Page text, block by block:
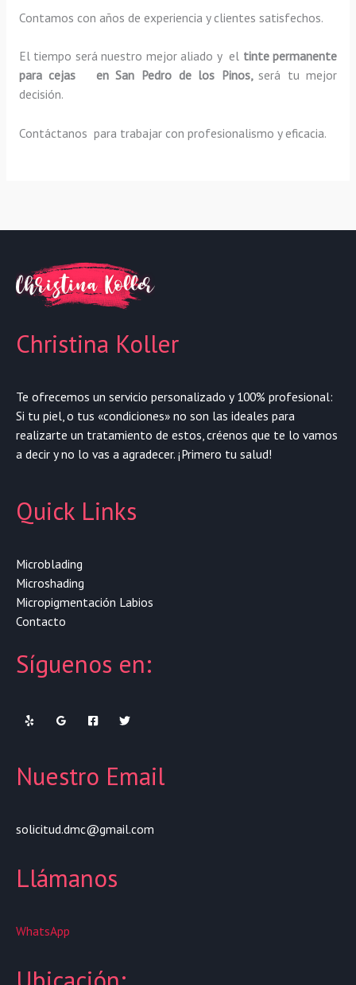
Contamos con años de experiencia y clientes satisfechos.
El tiempo será nuestro mejor aliado y el tinte permanente
para cejas en San Pedro de los Pinos,será tu mejor
decisión.
Contáctanos para trabajar con profesionalismo y eficacia.
Christina Koller
Te ofrecemos un servicio personalizado y 100% profesional:
Si tu piel, o tus «condiciones» no son las ideales para
realizarte un tratamiento de estos, créenos que te lo vamos
a decir y no lo vas a agradecer. ¡Primero tu salud!
Quick Links
Microblading
Microshading
Micropigmentación Labios
Contacto
Síguenos en:
Nuestro Email
solicitud.dmc@gmail.com
Llámanos
WhatsApp